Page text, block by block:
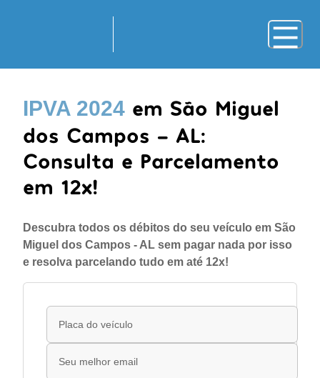
IPVA 2024 em São Miguel
dos Campos - AL:
Consulta e Parcelamento
em 12x!
Descubra todos os débitos do seu veículo em São
Miguel dos Campos - AL sem pagar nada por isso
e resolva parcelando tudo em até 12x!